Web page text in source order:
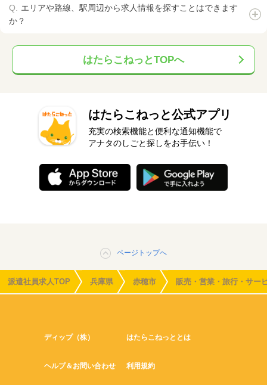
エリアや路線、駅周辺から求人情報を探すことはできます
か？
はたらこねっとTOPへ
はたらこねっと公式アプリ
充実の検索機能と便利な通知機能で
アナタのしごと探しをお手伝い！
ページトップへ
派遣社員求人TOP 兵庫県 赤穂市 販売・営業・旅行・サー
ディップ（株） はたらこねっととは
ヘルプ＆お問い合わせ 利用規約